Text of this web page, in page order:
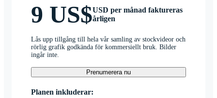
9 US$USD per månad faktureras
årligen
Lås upp tillgång till hela vår samling av stockvideor och
rörlig grafik godkända för kommersiellt bruk. Bilder
ingår inte.
Prenumerera nu
Planen inkluderar: